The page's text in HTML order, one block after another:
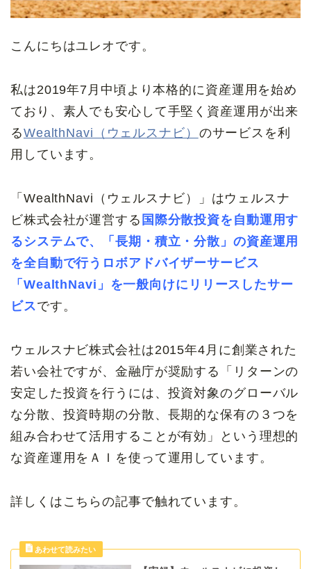
こんにちはユレオです。
私は2019年7月中頃より本格的に資産運用を始め
ており、素人でも安心して手堅く資産運用が出来
るWealthNavi（ウェルスナビ） のサービスを利
用しています。
「WealthNavi（ウェルスナビ）」はウェルスナ
ビ株式会社が運営する 国際分散投資を自動運用す
るシステムで、「長期・積立・分散」の資産運用
を全自動で行うロボアドバイザーサービス
「WealthNavi」を一般向けにリリースしたサー
ビスです。
ウェルスナビ株式会社は2015年4月に創業された
若い会社ですが、金融庁が奨励する「リターンの
安定した投資を行うには、投資対象のグローバル
な分散、投資時期の分散、長期的な保有の３つを
組み合わせて活用することが有効」という理想的
な資産運用をＡＩを使って運用しています。
詳しくはこちらの記事で触れています。